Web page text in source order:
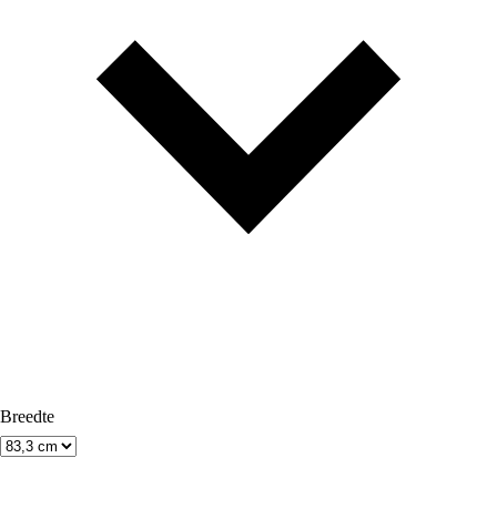
Breedte